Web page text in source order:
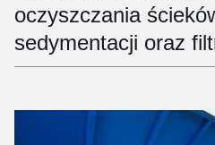
oczyszczania
sedymentacji oraz